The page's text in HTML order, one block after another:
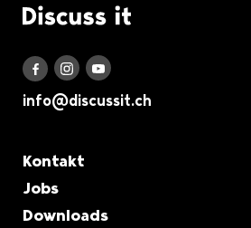
Logo Discuss it
Discuss it auf Facebook
Discuss it auf Instagram
Discuss it auf Youtube
info@discussit.ch
Metanavigation
Kontakt
Jobs
Downloads